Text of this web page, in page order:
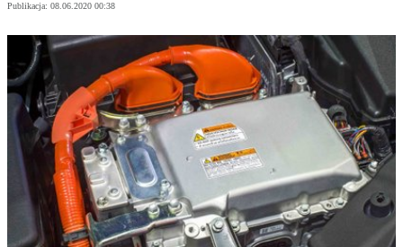
Publikacja: 08.06.2020 00:38